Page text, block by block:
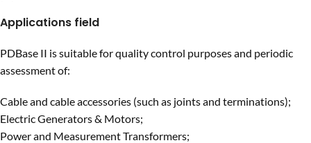
Applications field
PDBase II is suitable for quality control purposes and periodic
assessment of:
Cable and cable accessories (such as joints and terminations);
Electric Generators & Motors;
Power and Measurement Transformers;